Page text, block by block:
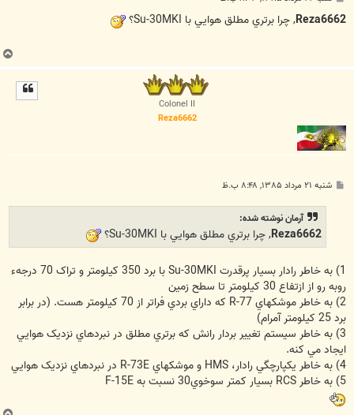
ت
Reza6662, چرا برتري مطلق هوايي با Su-30MKI؟
ب
ا
Colonel II
Reza6662
پ شنبه ۲۱ مرداد ۱۳۸۵, ۸:۴۸ ب.ظ
آرمان نوشته شده:
Reza6662, چرا برتري مطلق هوايي با Su-30MKI؟
1) به خاطر رادار بسيار پرقدرت Su-30MKI با برد 350 کيلومتر و تراک 70 درجهء
روبه رو از ازتفاع 30 کيلومتر تا سطح زمين
2) به خاطر موشکهاي R-77 که داراي بردي فراتر از 70 کيلومتر هست. (در برابر
برد 25 کيلومتر آمرام)
3) به خاطر سيستم تغيير بردار رانش که برتري مطلق در نبردهاي نزديک هوايي
ايجاد مي کنه.
4) به خاطر يکپارچگي رادار، HMS و موشکهاي R-73E در نبردهاي نزديک هوايي
5) به خاطر RCS بسيار کمتر سوخوي30 نسبت به F-15E